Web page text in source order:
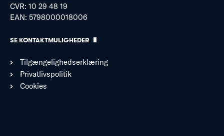
CVR: 10 29 48 19
EAN: 5798000018006
SE KONTAKTMULIGHEDER
Tilgængelighedserklæring
Privatlivspolitik
Cookies